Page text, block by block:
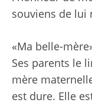
souviens de lui
«Ma belle-
Ses parents le
mère
est dure. Elle